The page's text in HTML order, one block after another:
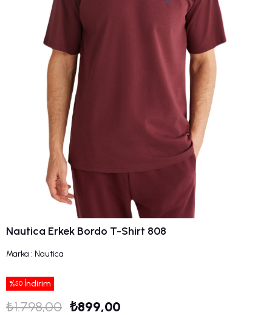
Nautica Erkek Bordo T-Shirt 808
Marka : Nautica
%50 İndirim
₺1.798,00 ₺899,00